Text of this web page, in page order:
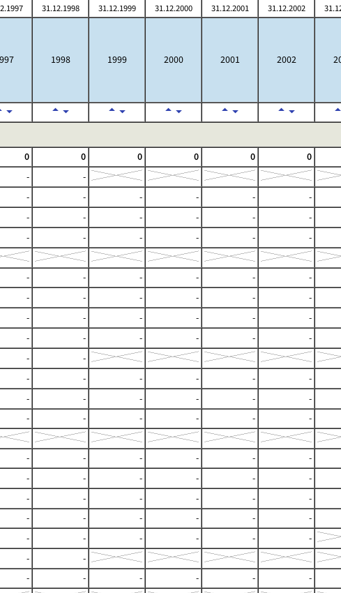
31.12.1998 31.12.1999 31.12.2000 31.12.2001 31.12.2002
1998 1999 2000 2001 2002
0 0 0 0 0
0
-
-
- - - - -
-
- - - - -
-
- - - - -
-
- - - - -
-
- - - - -
-
- - - - -
-
- - - - -
-
-
-
- - - - -
-
- - - - -
-
- - - - -
-
- - - - -
-
- - - - -
-
- - - - -
-
- - - - -
-
- - - - -
-
-
-
- - - - -
-